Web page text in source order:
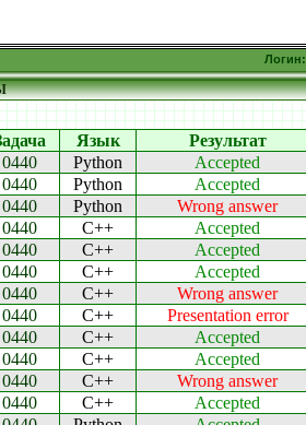
Логин:
Язык Результат
0440 Python Accepted
0440 Python Accepted
0440 Python Wrong answer
0440 C++ Accepted
0440 C++ Accepted
0440 C++ Accepted
0440 C++ Wrong answer
0440 C++ Presentation error
0440 C++ Accepted
0440 C++ Accepted
0440 C++ Wrong answer
0440 C++ Accepted